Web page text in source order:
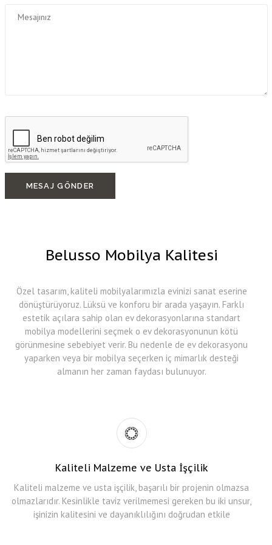
MESAJ GÖNDER
Belusso Mobilya Kalitesi
Özel tasarım, kaliteli mobilyalarımızla evinizi sanat eserine
dönüştürüyoruz. Lüksü ve konforu bir arada yaşayın. Farklı
estetik açılara sahip olan ev dekorasyonlarına standart
mobilya modellerini seçmek o ev dekorasyonunun kötü
görünmesine sebebiyet verir. Bu nedenle de ev dekorasyonu
yaparken veya bir mobilya seçerken iç mimarlık desteği
almanın her zaman faydası bulunuyor.
Kaliteli Malzeme ve Usta İşçilik
Kaliteli malzeme ve usta işçilik, başarılı bir projenin olmazsa
olmazlarıdır. Kesinlikle taviz verilmemesi gereken bu iki unsur,
işinizin kalitesini ve dayanıklılığını doğrudan etkile